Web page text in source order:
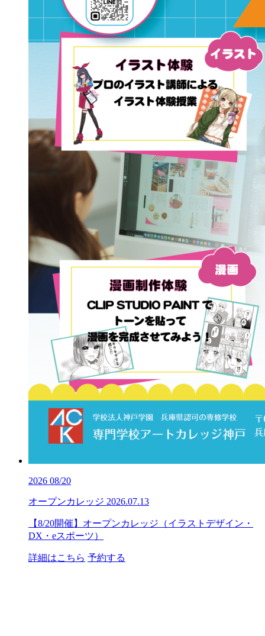
2026 08/20
オープンカレッジ 2026.07.13
【8/20開催】オープンカレッジ（イラストデザイン・
DX・eスポーツ）
詳細はこちら 予約する